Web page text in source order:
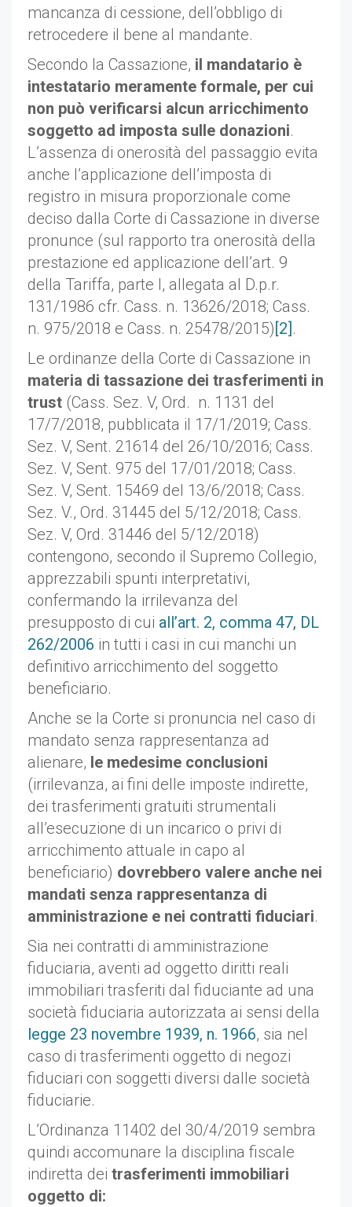
mancanza di cessione, dell’obbligo di
retrocedere il bene al mandante.
Secondo la Cassazione, il mandatario è
intestatario meramente formale, per cui
non può verificarsi alcun arricchimento
soggetto ad imposta sulle donazioni.
L’assenza di onerosità del passaggio evita
anche l’applicazione dell’imposta di
registro in misura proporzionale come
deciso dalla Corte di Cassazione in diverse
pronunce (sul rapporto tra onerosità della
prestazione ed applicazione dell’art. 9
della Tariffa, parte I, allegata al D.p.r.
131/1986 cfr. Cass. n. 13626/2018; Cass.
n. 975/2018 e Cass. n. 25478/2015)[2] .
Le ordinanze della Corte di Cassazione in
materia di tassazione dei trasferimenti in
trust (Cass. Sez. V, Ord. n. 1131 del
17/7/2018, pubblicata il 17/1/2019; Cass.
Sez. V, Sent. 21614 del 26/10/2016; Cass.
Sez. V, Sent. 975 del 17/01/2018; Cass.
Sez. V, Sent. 15469 del 13/6/2018; Cass.
Sez. V., Ord. 31445 del 5/12/2018; Cass.
Sez. V, Ord. 31446 del 5/12/2018)
contengono, secondo il Supremo Collegio,
apprezzabili spunti interpretativi,
confermando la irrilevanza del
presupposto di cui all’art. 2, comma 47, DL
262/2006 in tutti i casi in cui manchi un
definitivo arricchimento del soggetto
beneficiario.
Anche se la Corte si pronuncia nel caso di
mandato senza rappresentanza ad
alienare, le medesime conclusioni
(irrilevanza, ai fini delle imposte indirette,
dei trasferimenti gratuiti strumentali
all’esecuzione di un incarico o privi di
arricchimento attuale in capo al
beneficiario) dovrebbero valere anche nei
mandati senza rappresentanza di
amministrazione e nei contratti fiduciari.
Sia nei contratti di amministrazione
fiduciaria, aventi ad oggetto diritti reali
immobiliari trasferiti dal fiduciante ad una
società fiduciaria autorizzata ai sensi della
legge 23 novembre 1939, n. 1966, sia nel
caso di trasferimenti oggetto di negozi
fiduciari con soggetti diversi dalle società
fiduciarie.
L’Ordinanza 11402 del 30/4/2019 sembra
quindi accomunare la disciplina fiscale
indiretta dei trasferimenti immobiliari
oggetto di: